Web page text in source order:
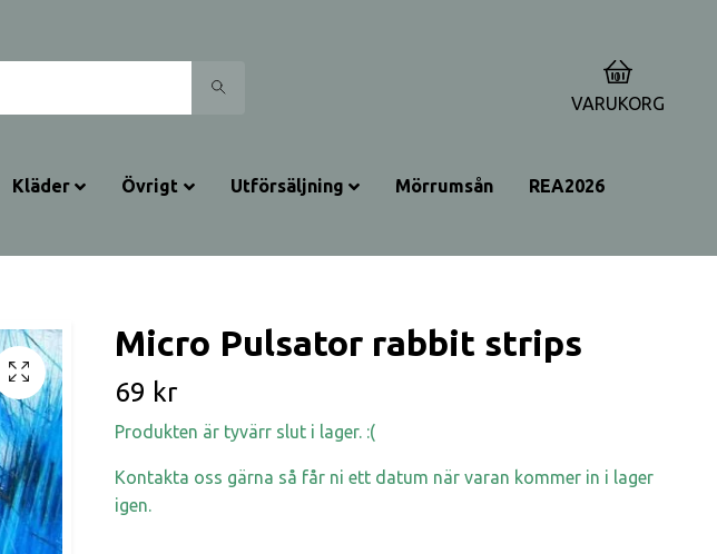
0
VARUKORG
Kläder Övrigt Utförsäljning Mörrumsån REA2026
Micro Pulsator rabbit strips
69 kr
Produkten är tyvärr slut i lager. :(
Kontakta oss gärna så får ni ett datum när varan kommer in i lager
igen.